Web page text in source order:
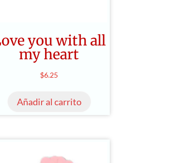
you with all
my heart
$6.25
Añadir al carrito